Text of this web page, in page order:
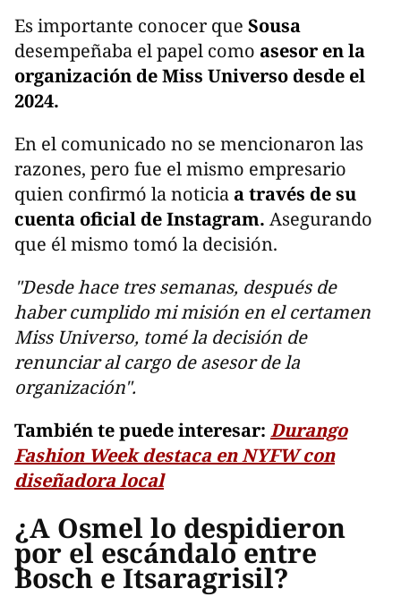
Es importante conocer que Sousa
desempeñaba el papel como asesor en la
organización de Miss Universo desde el
2024.
En el comunicado no se mencionaron las
razones, pero fue el mismo empresario
quien confirmó la noticia a través de su
cuenta oficial de Instagram. Asegurando
que él mismo tomó la decisión.
"Desde hace tres semanas, después de
haber cumplido mi misión en el certamen
Miss Universo, tomé la decisión de
renunciar al cargo de asesor de la
organización".
También te puede interesar: Durango
Fashion Week destaca en NYFW con
diseñadora local
¿A Osmel lo despidieron
por el escándalo entre
Bosch e Itsaragrisil?